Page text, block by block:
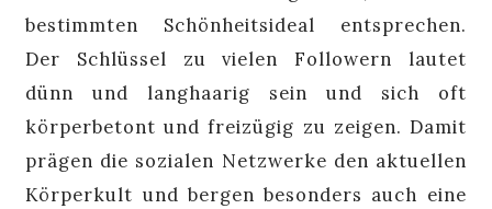
bestimmten Schönheitsideal entsprechen.
Der Schlüssel zu vielen Followern lautet
dünn und langhaarig sein und sich oft
körperbetont und freizügig zu zeigen. Damit
prägen die sozialen Netzwerke den aktuellen
Körperkult und bergen besonders auch eine